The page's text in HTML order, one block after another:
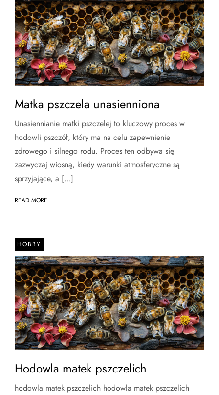
Matka pszczela unasienniona
Unasiennianie matki pszczelej to kluczowy proces w
hodowli pszczół, który ma na celu zapewnienie
zdrowego i silnego rodu. Proces ten odbywa się
zazwyczaj wiosną, kiedy warunki atmosferyczne są
sprzyjające, a […]
READ MORE
HOBBY
Hodowla matek pszczelich
hodowla matek pszczelich hodowla matek pszczelich